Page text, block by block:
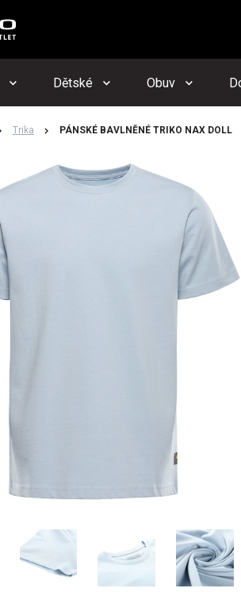
Dětské Obuv
Trika PÁNSKÉ BAVLNĚNÉ TRIKO NAX DOLL
Odeslat